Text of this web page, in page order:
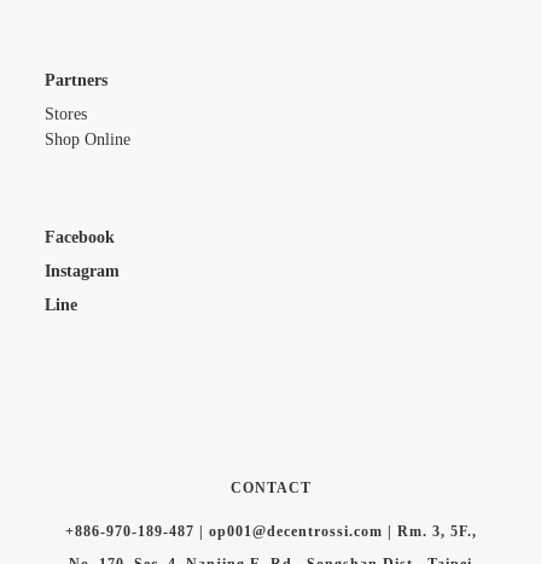
Partners
Stores
Shop Online
Facebook
Instagram
Line
CONTACT
+886-970-189-487 | op001@decentrossi.com | Rm. 3, 5F.,